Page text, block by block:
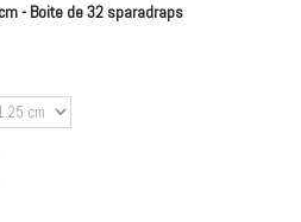
- Boite de 32 sparadraps